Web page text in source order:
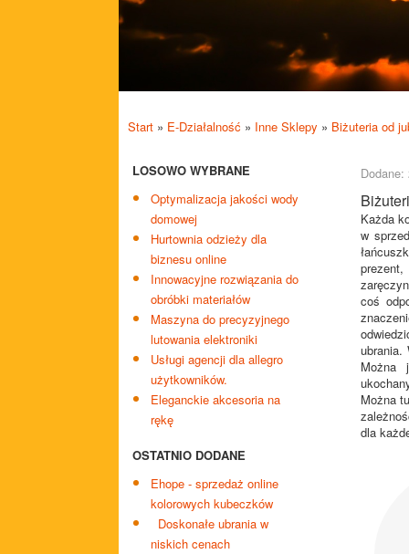
Start » E-Działalność » Inne Sklepy » Biżuteria od
LOSOWO WYBRANE
Optymalizacja jakości wody
domowej
Hurtownia odzieży dla
biznesu online
Innowacyjne rozwiązania do
obróbki materiałów
Maszyna do precyzyjnego
lutowania elektroniki
Usługi agencji dla allegro
użytkowników.
Eleganckie akcesoria na
rękę
OSTATNIO DODANE
Ehope - sprzedaż online
kolorowych kubeczków
Doskonałe ubrania w
niskich cenach
Dodane:
Każda
w
coś
ubrania.
Można
Można
dla